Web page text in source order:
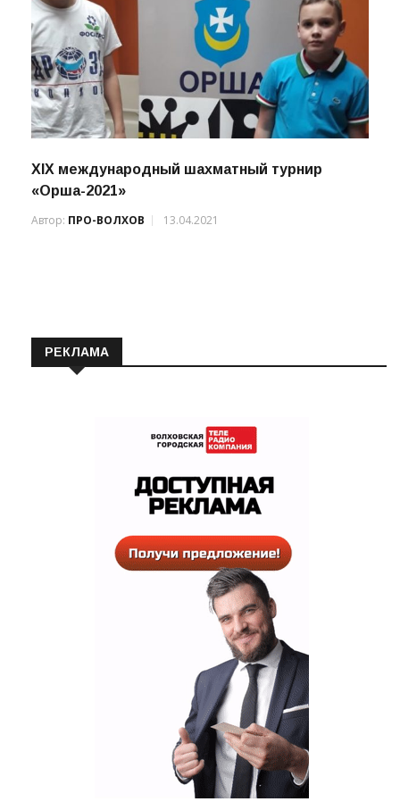
XIX международный шахматный турнир
«Орша-2021»
Автор: ПРО-ВОЛХОВ 13.04.2021
РЕКЛАМА